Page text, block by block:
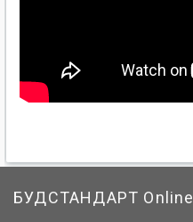
БУДСТАНДАРТ Online